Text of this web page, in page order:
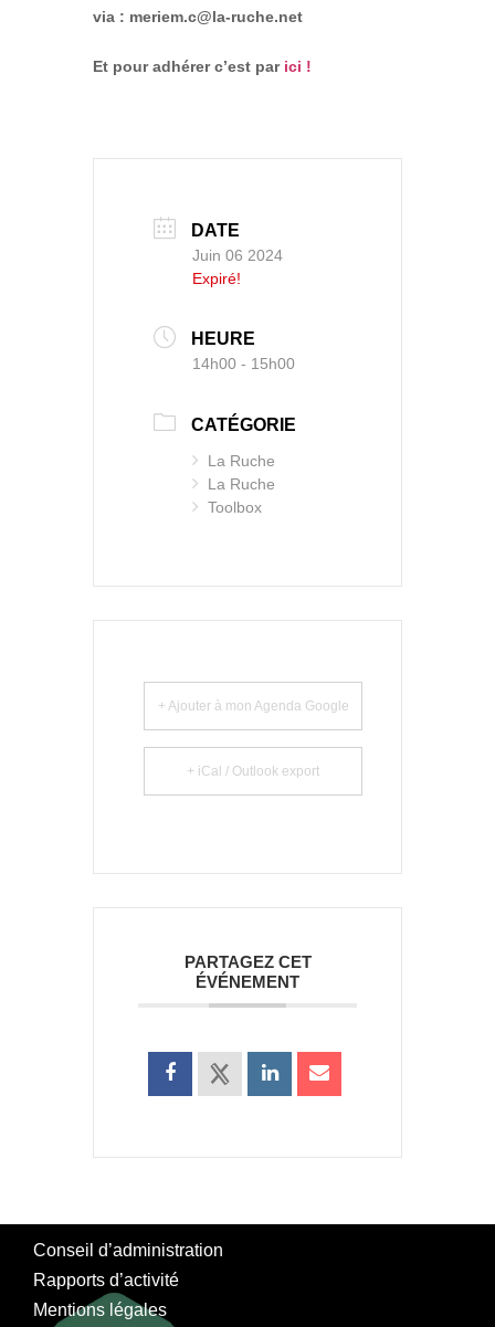
via : meriem.c@la-ruche.net
Et pour adhérer c’est par ici !
DATE
Juin 06 2024
Expiré!
HEURE
14h00 - 15h00
CATÉGORIE
La Ruche
La Ruche
Toolbox
+ Ajouter à mon Agenda Google
+ iCal / Outlook export
PARTAGEZ CET
ÉVÉNEMENT
Conseil d’administration
Rapports d’activité
Mentions légales